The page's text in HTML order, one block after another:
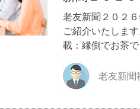
老友新聞２０２
ご紹介いたしま
載：縁側でお茶
老友新聞